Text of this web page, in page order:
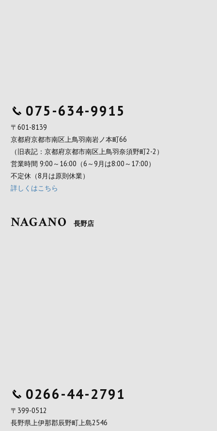
075-634-9915
〒601-8139
京都府京都市南区上鳥羽南岩ノ本町66
（旧表記：京都府京都市南区上鳥羽奈須野町2-2）
営業時間 9:00～16:00（6～9月は8:00～17:00）
不定休（8月は原則休業）
詳しくはこちら
NAGANO 長野店
0266-44-2791
〒399-0512
長野県上伊那郡辰野町上島2546